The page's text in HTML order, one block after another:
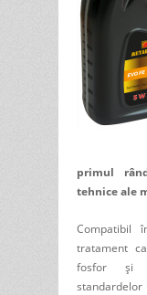
primul
tehnice ale
Compatibil
tratament
fosfor și
standardelor